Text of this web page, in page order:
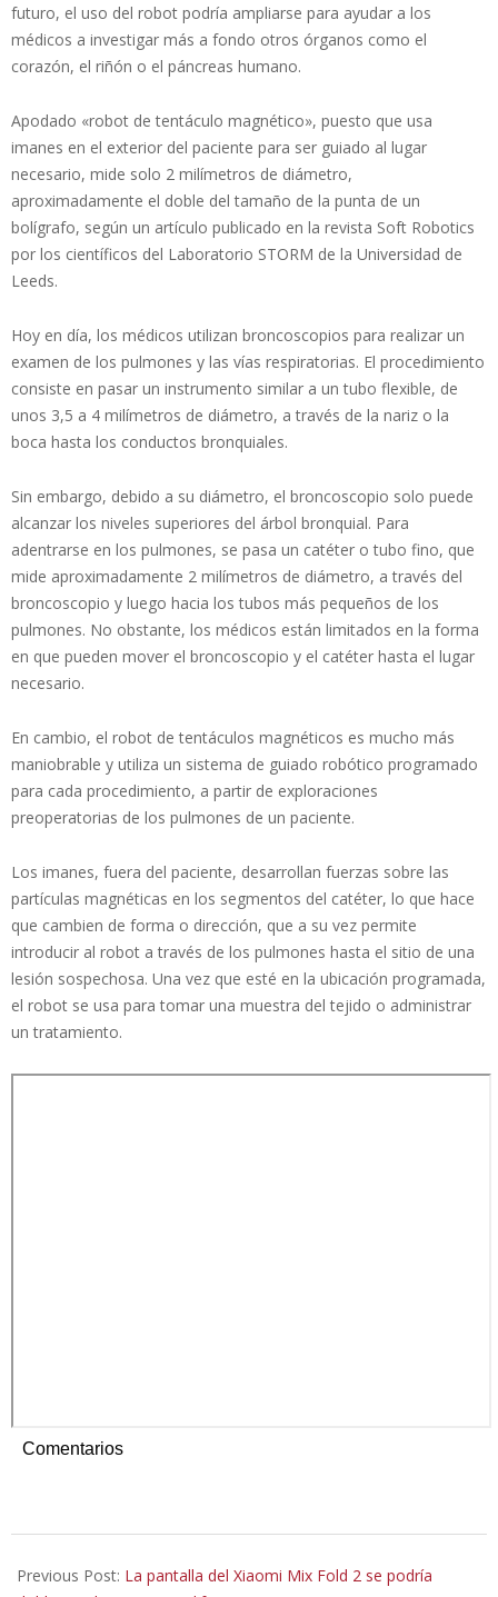
futuro, el uso del robot podría ampliarse para ayudar a los
médicos a investigar más a fondo otros órganos como el
corazón, el riñón o el páncreas humano.
Apodado «robot de tentáculo magnético», puesto que usa
imanes en el exterior del paciente para ser guiado al lugar
necesario, mide solo 2 milímetros de diámetro,
aproximadamente el doble del tamaño de la punta de un
bolígrafo, según un artículo publicado en la revista Soft Robotics
por los científicos del Laboratorio STORM de la Universidad de
Leeds.
Hoy en día, los médicos utilizan broncoscopios para realizar un
examen de los pulmones y las vías respiratorias. El procedimiento
consiste en pasar un instrumento similar a un tubo flexible, de
unos 3,5 a 4 milímetros de diámetro, a través de la nariz o la
boca hasta los conductos bronquiales.
Sin embargo, debido a su diámetro, el broncoscopio solo puede
alcanzar los niveles superiores del árbol bronquial. Para
adentrarse en los pulmones, se pasa un catéter o tubo fino, que
mide aproximadamente 2 milímetros de diámetro, a través del
broncoscopio y luego hacia los tubos más pequeños de los
pulmones. No obstante, los médicos están limitados en la forma
en que pueden mover el broncoscopio y el catéter hasta el lugar
necesario.
En cambio, el robot de tentáculos magnéticos es mucho más
maniobrable y utiliza un sistema de guiado robótico programado
para cada procedimiento, a partir de exploraciones
preoperatorias de los pulmones de un paciente.
Los imanes, fuera del paciente, desarrollan fuerzas sobre las
partículas magnéticas en los segmentos del catéter, lo que hace
que cambien de forma o dirección, que a su vez permite
introducir al robot a través de los pulmones hasta el sitio de una
lesión sospechosa. Una vez que esté en la ubicación programada,
el robot se usa para tomar una muestra del tejido o administrar
un tratamiento.
Comentarios
04-
Previous Post: La pantalla del Xiaomi Mix Fold 2 se podría